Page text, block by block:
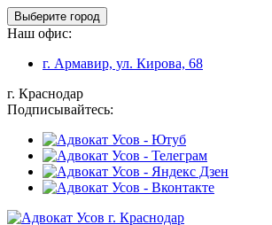
Выберите город
Наш офис:
г. Армавир, ул. Кирова, 68
г. Краснодар
Подписывайтесь: